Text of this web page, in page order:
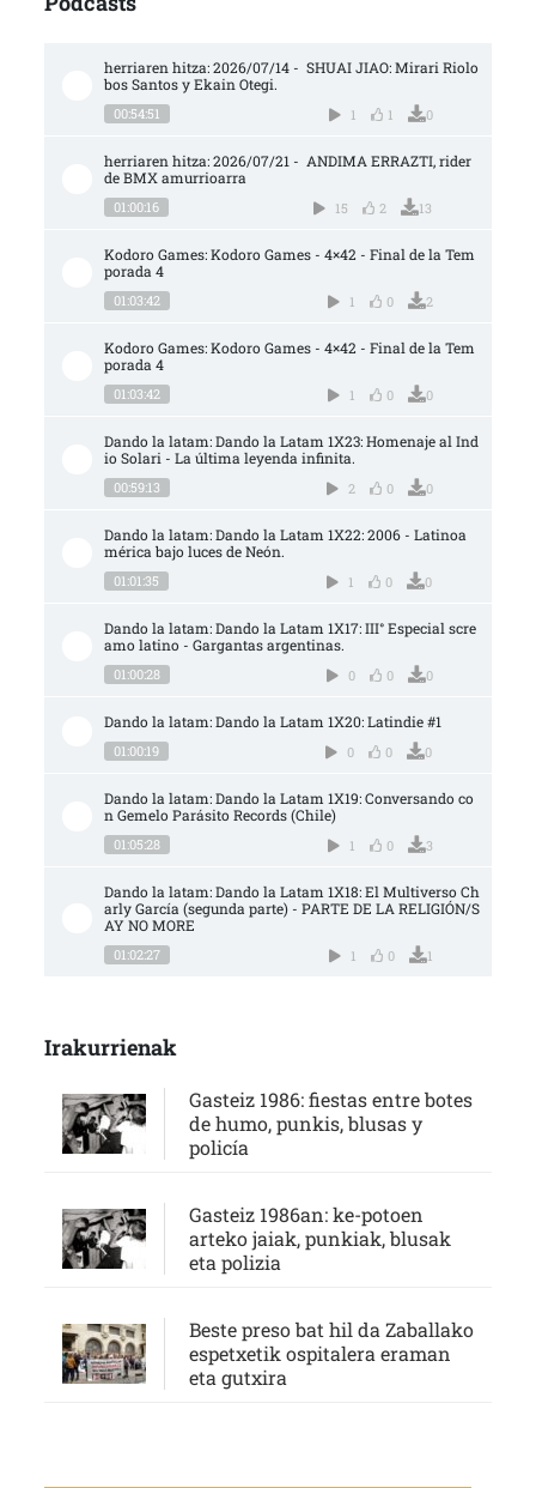
herriaren hitza: 2026/07/14 -  SHUAI JIAO: Mirari Riolo
bos Santos y Ekain Otegi.
00:54:51 1 1 0
herriaren hitza: 2026/07/21 -  ANDIMA ERRAZTI, rider
de BMX amurrioarra
01:00:16 15 2 13
Kodoro Games: Kodoro Games - 4×42 - Final de la Tem
porada 4
01:03:42 1 0 2
Kodoro Games: Kodoro Games - 4×42 - Final de la Tem
porada 4
01:03:42 1 0 0
Dando la latam: Dando la Latam 1X23: Homenaje al Ind
io Solari - La última leyenda infinita.
00:59:13 2 0 0
Dando la latam: Dando la Latam 1X22: 2006 - Latinoa
mérica bajo luces de Neón.
01:01:35 1 0 0
Dando la latam: Dando la Latam 1X17: III° Especial scre
amo latino - Gargantas argentinas.
01:00:28 0 0 0
Dando la latam: Dando la Latam 1X20: Latindie #1
01:00:19 0 0 0
Dando la latam: Dando la Latam 1X19: Conversando co
n Gemelo Parásito Records (Chile)
01:05:28 1 0 3
Dando la latam: Dando la Latam 1X18: El Multiverso Ch
arly García (segunda parte) - PARTE DE LA RELIGIÓN/S
AY NO MORE
01:02:27 1 0 1
Irakurrienak
Gasteiz 1986: fiestas entre botes
de humo, punkis, blusas y
policía
Gasteiz 1986an: ke-potoen
arteko jaiak, punkiak, blusak
eta polizia
Beste preso bat hil da Zaballako
espetxetik ospitalera eraman
eta gutxira